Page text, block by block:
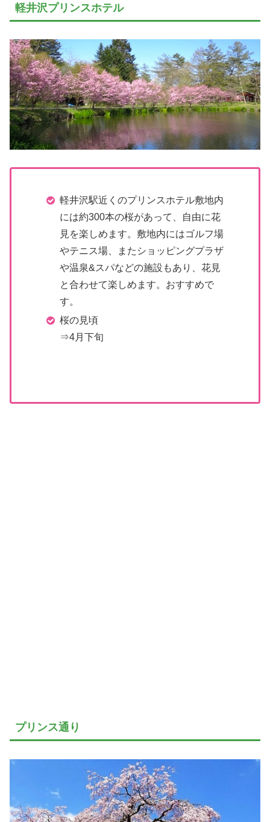
軽井沢プリンスホテル
軽井沢駅近くのプリンスホテル敷地内
には約300本の桜があって、自由に花
見を楽しめます。敷地内にはゴルフ場
やテニス場、またショッピングプラザ
や温泉&スパなどの施設もあり、花見
と合わせて楽しめます。おすすめで
す。
桜の見頃
⇒4月下旬
プリンス通り